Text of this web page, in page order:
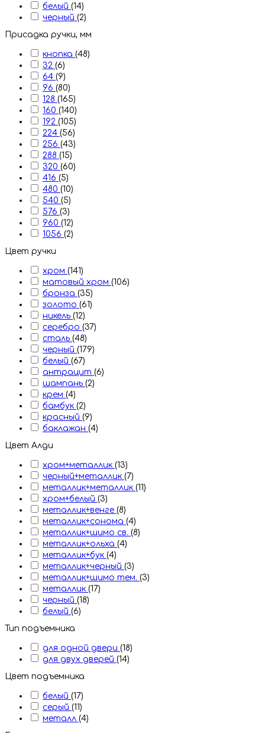
белый (14)
черный (2)
Присадка ручки, мм
кнопка (48)
32 (6)
64 (9)
96 (80)
128 (165)
160 (140)
192 (105)
224 (56)
256 (43)
288 (15)
320 (60)
416 (5)
480 (10)
540 (5)
576 (3)
960 (12)
1056 (2)
Цвет ручки
хром (141)
матовый хром (106)
бронза (35)
золото (61)
никель (12)
серебро (37)
сталь (48)
черный (179)
белый (67)
антрацит (6)
шампань (2)
крем (4)
бамбук (2)
красный (9)
баклажан (4)
Цвет Алди
хром+металлик (13)
черный+металлик (7)
металлик+металлик (11)
хром+белый (3)
металлик+венге (8)
металлик+сонома (4)
металлик+шимо св. (8)
металлик+ольха (4)
металлик+бук (4)
металлик+черный (3)
металлик+шимо тем. (3)
металлик (17)
черный (18)
белый (6)
Тип подъемника
для одной двери (18)
для двух дверей (14)
Цвет подъемника
белый (17)
серый (11)
металл (4)